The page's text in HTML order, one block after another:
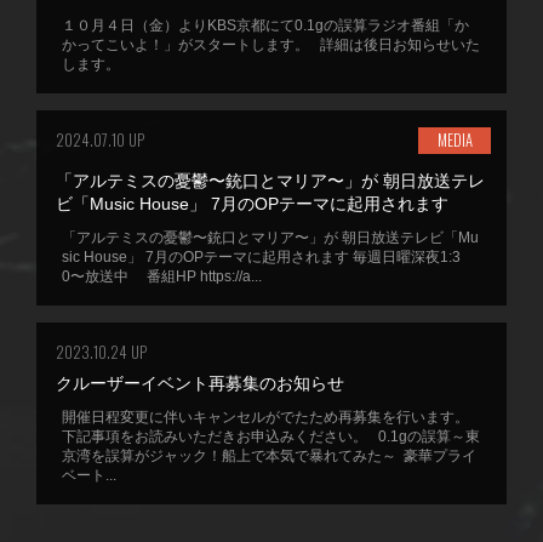
１０月４日（金）よりKBS京都にて0.1gの誤算ラジオ番組「か
かってこいよ！」がスタートします。 詳細は後日お知らせいた
します。
2024.07.10 UP MEDIA
「アルテミスの憂鬱〜銃口とマリア〜」が 朝日放送テレ
ビ「Music House」 7月のOPテーマに起用されます
「アルテミスの憂鬱〜銃口とマリア〜」が 朝日放送テレビ「Mu
sic House」 7月のOPテーマに起用されます 毎週日曜深夜1:3
0〜放送中 番組HP https://a...
2023.10.24 UP
クルーザーイベント再募集のお知らせ
開催日程変更に伴いキャンセルがでたため再募集を行います。
下記事項をお読みいただきお申込みください。 0.1gの誤算～東
京湾を誤算がジャック！船上で本気で暴れてみた～ 豪華プライ
ベート...